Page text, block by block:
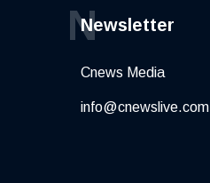
Newsletter
N
Cnews Media
info@cnewslive.com